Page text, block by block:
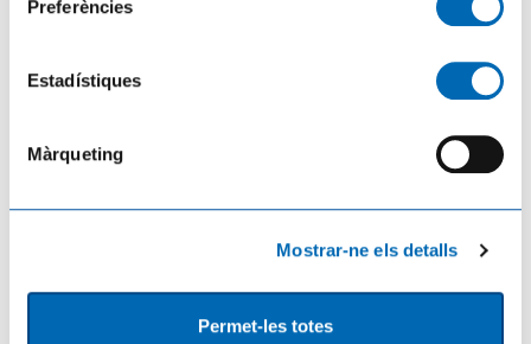
Preferències
Estadístiques
Màrqueting
Mostrar-ne els detalls
Permet-les totes
Francesc Barbero escollit de nou per encapçalar la candidatura municipal a
l’alcaldia d’Esquerra Republicana – Entesa per Flix